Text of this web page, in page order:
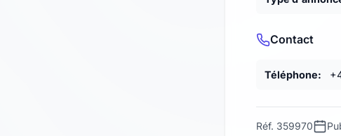
Contact
Téléphone:
Réf. 359970